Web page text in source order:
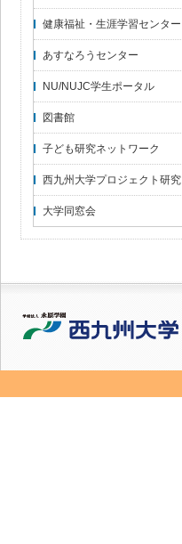
健康福祉・生涯学習センター
あすなろうセンター
NU/NUJC学生ポータル
図書館
子ども研究ネットワーク
西九州大学プロジェクト研究
大学同窓会